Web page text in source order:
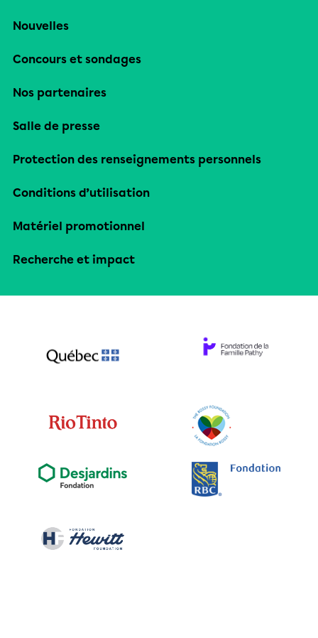
Nouvelles
Concours et sondages
Nos partenaires
Salle de presse
Protection des renseignements personnels
Conditions d’utilisation
Matériel promotionnel
Recherche et impact